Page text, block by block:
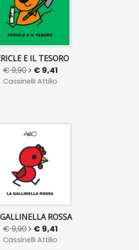
E IL TESORO
€ 9,90 € 9,41
Cassinelli Attilio
ROSSA
€ 9,90 € 9,41
Cassinelli Attilio